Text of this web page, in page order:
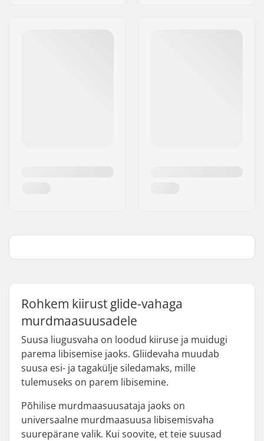
Rohkem kiirust glide-vahaga
murdmaasuusadele
Suusa liugusvaha on loodud kiiruse ja muidugi
parema libisemise jaoks. Gliidevaha muudab
suusa esi- ja tagakülje siledamaks, mille
tulemuseks on parem libisemine.
Põhilise murdmaasuusataja jaoks on
universaalne murdmaasuusa libisemisvaha
suurepärane valik. Kui soovite, et teie suusad